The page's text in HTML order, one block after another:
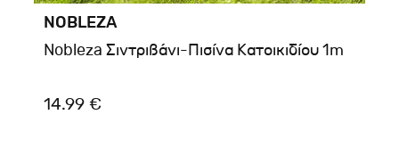
NOBLEZA
Nobleza Σιντριβάνι-Πισίνα Κατοικιδίου 1m
14.99 €